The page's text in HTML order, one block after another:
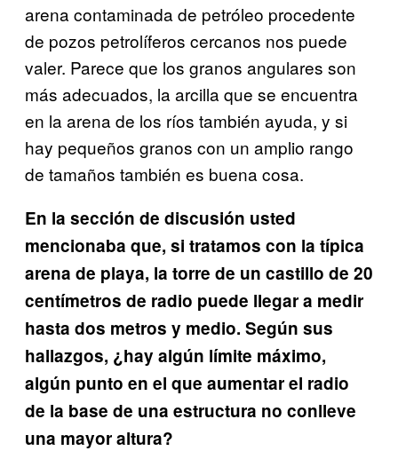
arena contaminada de petróleo procedente
de pozos petrolíferos cercanos nos puede
valer. Parece que los granos angulares son
más adecuados, la arcilla que se encuentra
en la arena de los ríos también ayuda, y si
hay pequeños granos con un amplio rango
de tamaños también es buena cosa.
En la sección de discusión usted
mencionaba que, si tratamos con la típica
arena de playa, la torre de un castillo de 20
centímetros de radio puede llegar a medir
hasta dos metros y medio. Según sus
hallazgos, ¿hay algún límite máximo,
algún punto en el que aumentar el radio
de la base de una estructura no conlleve
una mayor altura?